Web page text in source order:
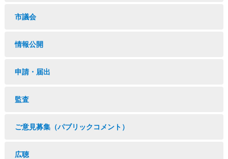
市議会
情報公開
申請・届出
監査
ご意見募集（パブリックコメント）
広聴